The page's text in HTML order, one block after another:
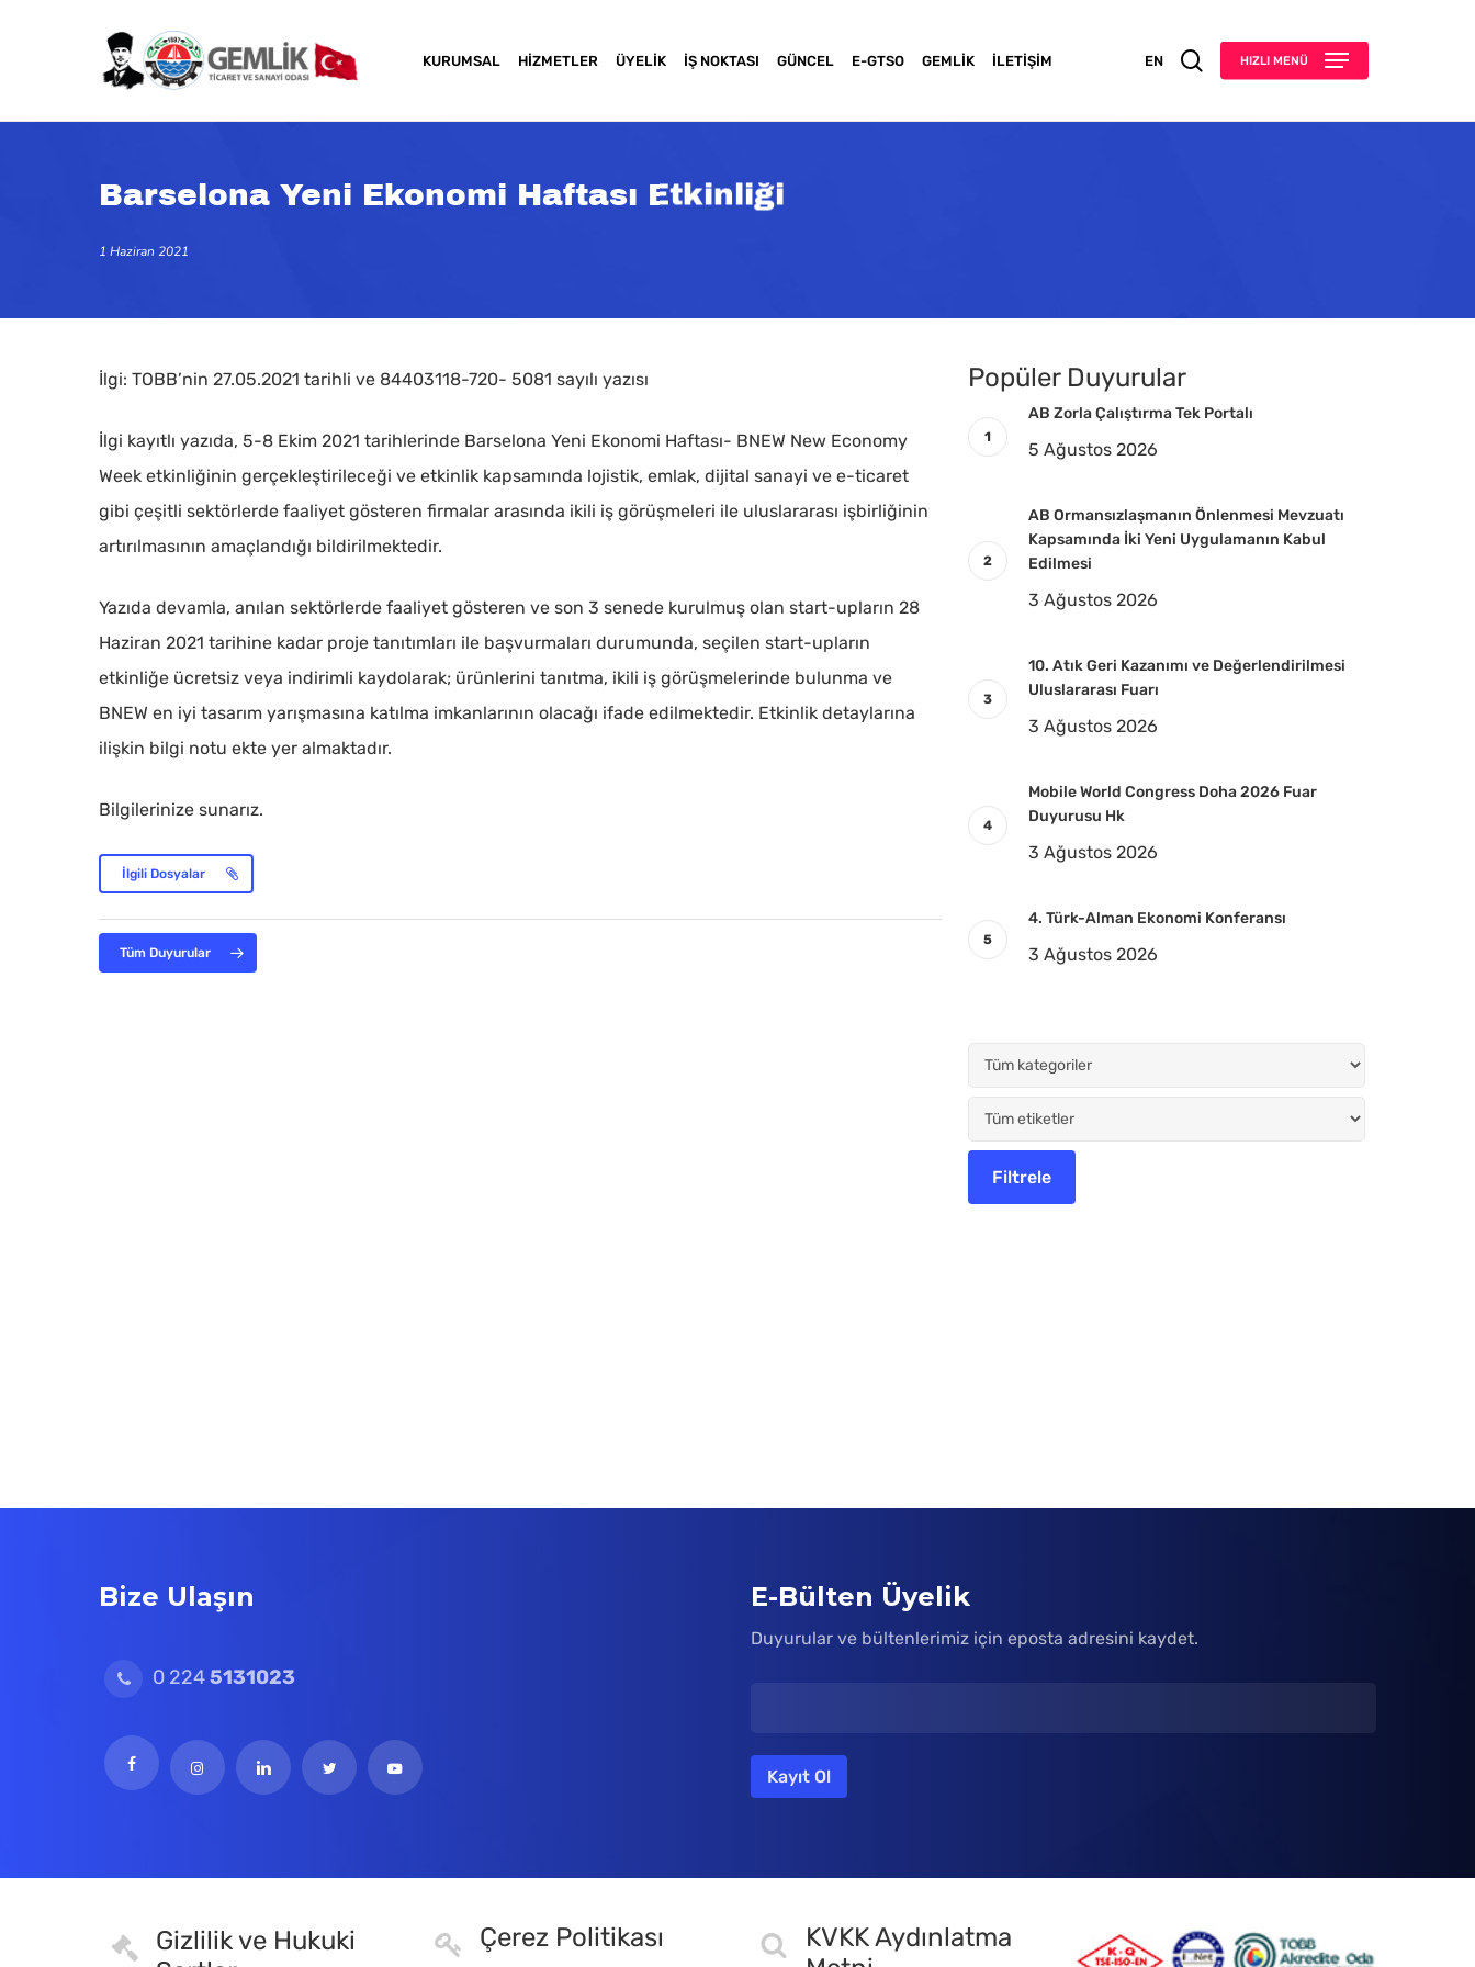
content
Kapatmak için arama veya ESC için enter tuşuna basınız
KURUMSAL HIZMETLER ÜYELIK İŞ NOKTASI GÜNCEL E-GTSO GEMLIK İLETIŞIM EN searchHIZLI MENÜ
Barselona Yeni Ekonomi Haftası Etkinliği
1 Haziran 2021
İlgi: TOBB’nin 27.05.2021 tarihli ve 84403118-720- 5081 sayılı yazısı
İlgi kayıtlı yazıda, 5-8 Ekim 2021 tarihlerinde Barselona Yeni Ekonomi Haftası- BNEW New Economy
Week etkinliğinin gerçekleştirileceği ve etkinlik kapsamında lojistik, emlak, dijital sanayi ve e-ticaret
gibi çeşitli sektörlerde faaliyet gösteren firmalar arasında ikili iş görüşmeleri ile uluslararası işbirliğinin
artırılmasının amaçlandığı bildirilmektedir.
Yazıda devamla, anılan sektörlerde faaliyet gösteren ve son 3 senede kurulmuş olan start-upların 28
Haziran 2021 tarihine kadar proje tanıtımları ile başvurmaları durumunda, seçilen start-upların
etkinliğe ücretsiz veya indirimli kaydolarak; ürünlerini tanıtma, ikili iş görüşmelerinde bulunma ve
BNEW en iyi tasarım yarışmasına katılma imkanlarının olacağı ifade edilmektedir. Etkinlik detaylarına
ilişkin bilgi notu ekte yer almaktadır.
Bilgilerinize sunarız.
İlgili Dosyalar
Tüm Duyurular
Popüler Duyurular
AB Zorla Çalıştırma Tek Portalı
5 Ağustos 2026
AB Ormansızlaşmanın Önlenmesi Mevzuatı
Kapsamında İki Yeni Uygulamanın Kabul
Edilmesi
3 Ağustos 2026
10. Atık Geri Kazanımı ve Değerlendirilmesi
Uluslararası Fuarı
3 Ağustos 2026
Mobile World Congress Doha 2026 Fuar
Duyurusu Hk
3 Ağustos 2026
4. Türk-Alman Ekonomi Konferansı
3 Ağustos 2026
Bize Ulaşın
0 2245131023
E-Bülten Üyelik
Duyurular ve bültenlerimiz için eposta adresini kaydet.
Gizlilik ve Hukuki
Çerez Politikası
KVKK Aydınlatma